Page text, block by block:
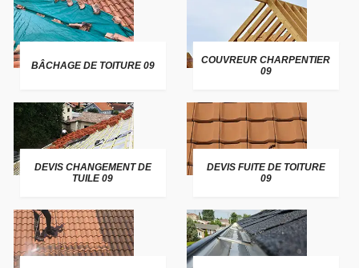
BÂCHAGE DE TOITURE 09
COUVREUR CHARPENTIER
09
DEVIS CHANGEMENT DE
TUILE 09
DEVIS FUITE DE TOITURE
09